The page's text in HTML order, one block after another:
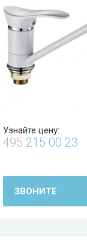
Узнайте цену:
495 215 00 23
ЗВОНИТЕ